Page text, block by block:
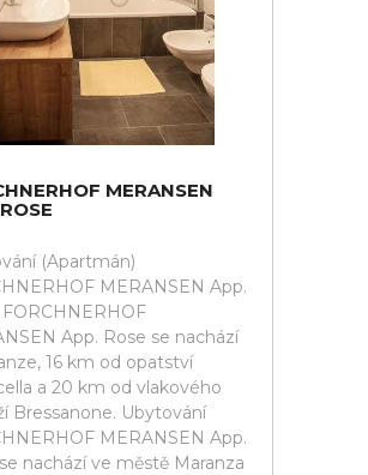
MERANSEN
(Apartmán)
MERANSEN App.
FORCHNERHOF
App. Rose se nachází
16 km od opatství
a 20 km od vlakového
Bressanone. Ubytování
MERANSEN App.
nachází ve městě Maranza